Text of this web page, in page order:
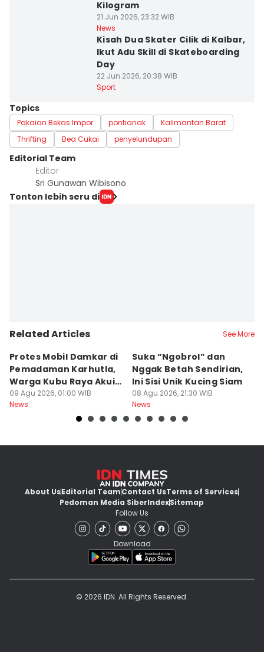
Kilogram
21 Jun 2026, 23:32 WIB
News
Kisah Dua Skater Cilik di Kalbar,
Ikut Adu Skill di Skateboarding
Day
22 Jun 2026, 20:38 WIB
Sport
Topics
Pakaian Bekas Impor pontianak
Kalimantan Barat
Thrifting
Bea Cukai penyelundupan
Editorial Team
Editor
Sri Gunawan Wibisono
Tonton lebih seru di
Related Articles See More
Protes Mobil Damkar di
Pemadaman Karhutla,
Warga Kubu Raya Akui
Khilaf
09 Agu 2026, 01:00 WIB
News
Suka “Ngobrol” dan
Nggak Betah Sendirian,
Ini Sisi Unik Kucing Siam
08 Agu 2026, 21:30 WIB
News
About UsEditorial TeamContact UsTerms of Services
Pedoman Media SiberIndexSitemap
Follow Us
Download
© 2026 IDN. All Rights Reserved.